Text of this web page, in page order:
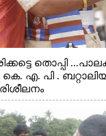
തൊപ്പി
കെ. എ. പി .